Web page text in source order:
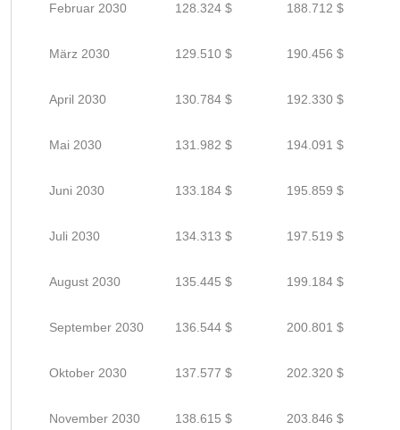
Februar 2030 128.324 $ 188.712 $
März 2030 129.510 $ 190.456 $
April 2030 130.784 $ 192.330 $
Mai 2030 131.982 $ 194.091 $
Juni 2030 133.184 $ 195.859 $
Juli 2030 134.313 $ 197.519 $
August 2030 135.445 $ 199.184 $
September 2030 136.544 $ 200.801 $
Oktober 2030 137.577 $ 202.320 $
November 2030 138.615 $ 203.846 $